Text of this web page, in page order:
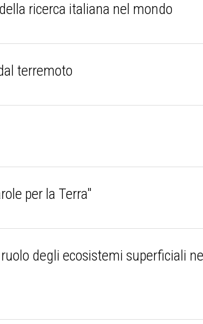
ricerca italiana nel mondo
terremoto
per la Terra"
degli ecosistemi superficiali